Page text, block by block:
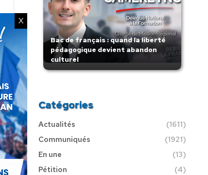
Bac de français : quand la liberté
pédagogique devient abandon
culturel
Catégories
Actualités
(1611)
Communiqués
(1921)
En une
(13)
Pétition
(4)
X